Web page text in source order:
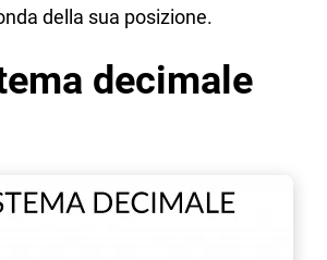
della sua posizione.
decimale